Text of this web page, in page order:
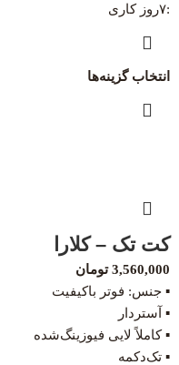
:۷روز کاری
انتخاب گزینه‌ها
کت تک – کلارا
3,560,000 تومان
▪️ جنس: فوتر باکیفیت
▪️ آستردار
▪️ کاملاً لایی فیوزینگ‌شده
▪️ تک‌دکمه